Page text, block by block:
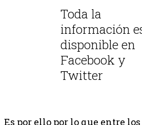
Toda la
información
disponible en
Facebook y
Twitter
Es por ello por lo que entre